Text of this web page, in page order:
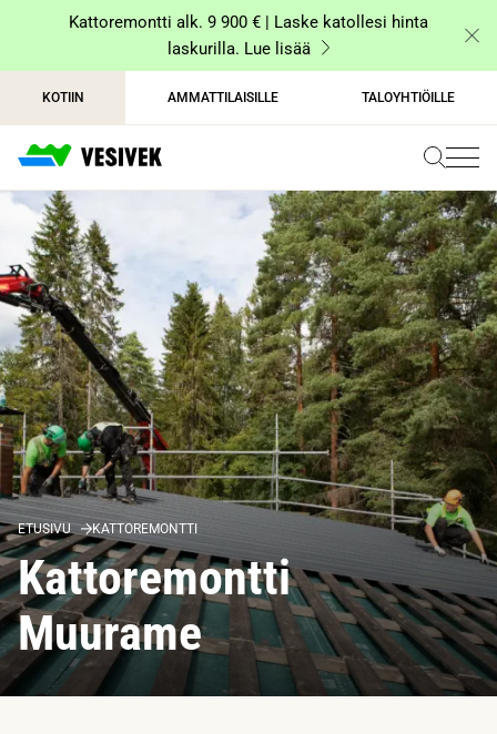
sisältöönKattoremontti alk. 9 900 € | Laske katollesi hinta
laskurilla. Lue lisää
KOTIIN AMMATTILAISILLE TALOYHTIÖILLE
ETUSIVU KATTOREMONTTI
Kattoremontti
Muurame